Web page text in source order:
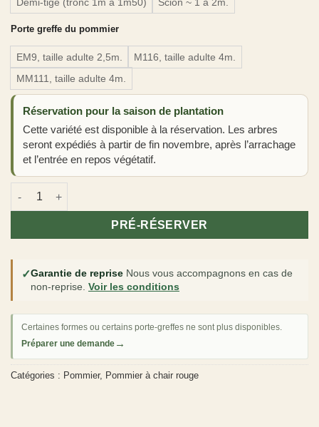
Porte greffe du pommier
EM9, taille adulte 2,5m.
M116, taille adulte 4m.
MM111, taille adulte 4m.
Réservation pour la saison de plantation
Cette variété est disponible à la réservation. Les arbres
seront expédiés à partir de fin novembre, après l’arrachage
et l’entrée en repos végétatif.
quantité de Pommier Sanguin 'Rote Gardeteler'
PRÉ-RÉSERVER
✓Garantie de reprise Nous vous accompagnons en cas de
non-reprise. Voir les conditions
Certaines formes ou certains porte-greffes ne sont plus disponibles.
Préparer une demande →
Catégories : Pommier, Pommier à chair rouge